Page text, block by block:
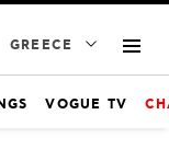
GREECE
VOGUE TV